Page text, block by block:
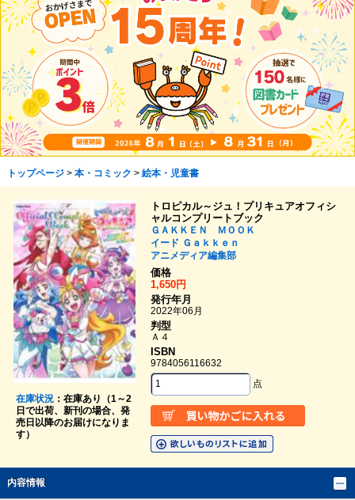
トップページ> 本・コミック > 絵本・児童書
在庫状況：在庫あり（1～2
日で出荷、新刊の場合、発
売日以降のお届けになりま
す）
トロピカル～ジュ！プリキュアオフィシ
ャルコンプリートブック
ＧＡＫＫＥＮ ＭＯＯＫ
イード Ｇａｋｋｅｎ
アニメディア編集部
価格
1,650円
発行年月
2022年06月
判型
Ａ４
ISBN
9784056116632
点
内容情報